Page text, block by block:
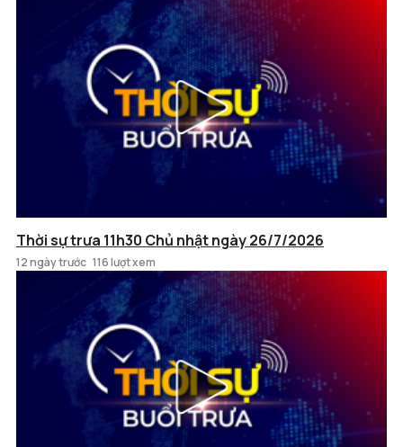
Thời sự trưa 11h30 Chủ nhật ngày 26/7/2026
12 ngày trước 116 lượt xem